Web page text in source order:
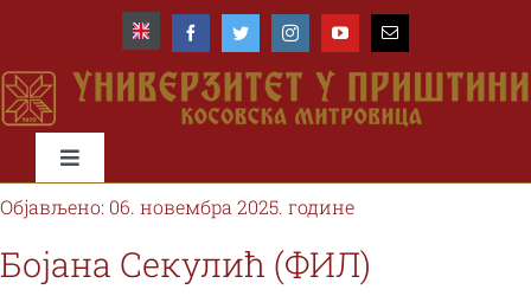
content
Toggle
Navigation
Почетна
Објављено: 06. новембра 2025. године
Бојана Секулић (ФИЛ)